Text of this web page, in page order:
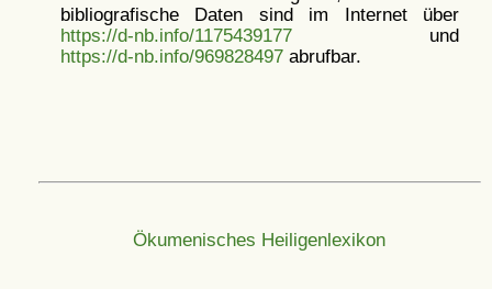
bibliografische Daten sind im Internet über
https://d-nb.info/1175439177und
https://d-nb.info/969828497abrufbar.
Ökumenisches Heiligenlexikon